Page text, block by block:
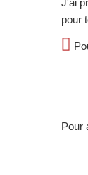
J'ai
pour
Pour